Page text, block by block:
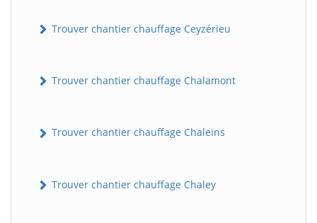
Trouver chantier chauffage Ceyzérieu
Trouver chantier chauffage Chalamont
Trouver chantier chauffage Chaleins
Trouver chantier chauffage Chaley